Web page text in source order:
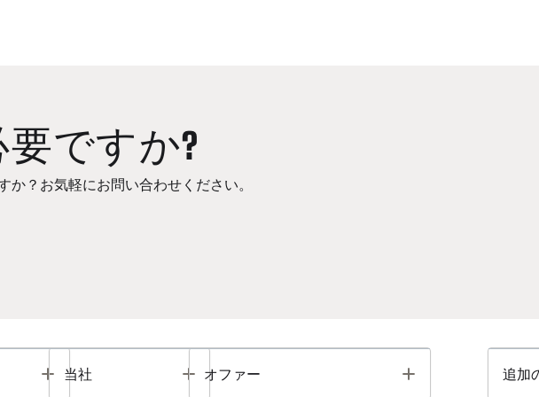
ですか?
か？お気軽にお問い合わせください。
Toggle
当社 Toggle
オファー Toggle 追加